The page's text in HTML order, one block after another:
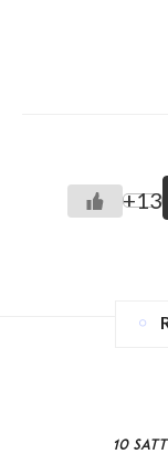
+13
10